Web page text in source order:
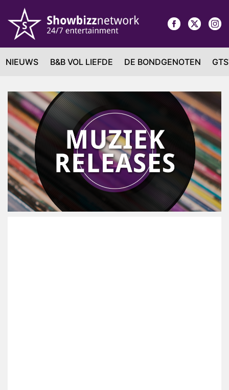
NIEUWS B&B VOL LIEFDE DE BONDGENOTEN